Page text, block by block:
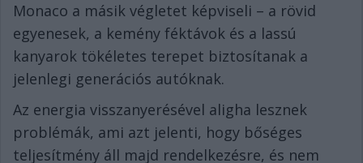
Monaco a másik végletet képviseli – a rövid
egyenesek, a kemény féktávok és a lassú
kanyarok tökéletes terepet biztosítanak a
jelenlegi generációs autóknak.
Az energia visszanyerésével aligha lesznek
problémák, ami azt jelenti, hogy bőséges
teljesítmény áll majd rendelkezésre, és nem